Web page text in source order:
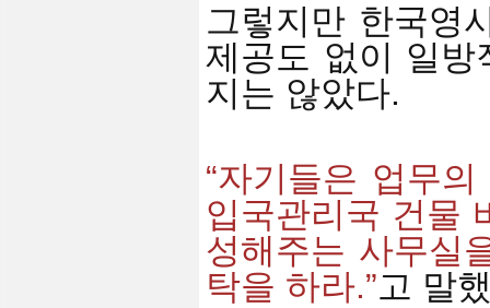
그렇지만 한국영
제공도 없이 일방
지는 않았다.
“자기들은 업무
입국관리국 건물
성해주는 사무실
탁을 하라.”고 말